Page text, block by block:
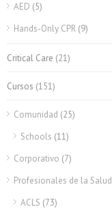
AED (5)
Hands-Only CPR (9)
Critical Care (21)
Cursos (151)
Comunidad (25)
Schools (11)
Corporativo (7)
Profesionales de la Salud
ACLS (73)